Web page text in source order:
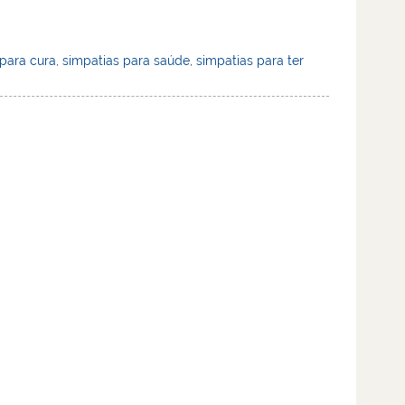
cura ,simpatias para saúde ,simpatias para ter